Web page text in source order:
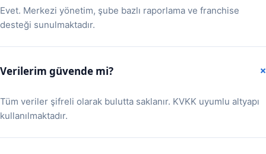
Evet. Merkezi yönetim, şube bazlı raporlama ve franchise
desteği sunulmaktadır.
Verilerim güvende mi?
Tüm veriler şifreli olarak bulutta saklanır. KVKK uyumlu altyapı
kullanılmaktadır.